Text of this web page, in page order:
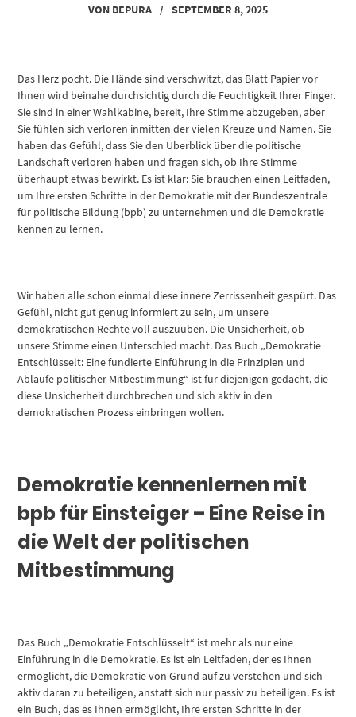
VON BEPURA / SEPTEMBER 8, 2025
Das Herz pocht. Die Hände sind verschwitzt, das Blatt Papier vor
Ihnen wird beinahe durchsichtig durch die Feuchtigkeit Ihrer Finger.
Sie sind in einer Wahlkabine, bereit, Ihre Stimme abzugeben, aber
Sie fühlen sich verloren inmitten der vielen Kreuze und Namen. Sie
haben das Gefühl, dass Sie den Überblick über die politische
Landschaft verloren haben und fragen sich, ob Ihre Stimme
überhaupt etwas bewirkt. Es ist klar: Sie brauchen einen Leitfaden,
um Ihre ersten Schritte in der Demokratie mit der Bundeszentrale
für politische Bildung (bpb) zu unternehmen und die Demokratie
kennen zu lernen.
Wir haben alle schon einmal diese innere Zerrissenheit gespürt. Das
Gefühl, nicht gut genug informiert zu sein, um unsere
demokratischen Rechte voll auszuüben. Die Unsicherheit, ob
unsere Stimme einen Unterschied macht. Das Buch „Demokratie
Entschlüsselt: Eine fundierte Einführung in die Prinzipien und
Abläufe politischer Mitbestimmung“ ist für diejenigen gedacht, die
diese Unsicherheit durchbrechen und sich aktiv in den
demokratischen Prozess einbringen wollen.
Demokratie kennenlernen mit
bpb für Einsteiger – Eine Reise in
die Welt der politischen
Mitbestimmung
Das Buch „Demokratie Entschlüsselt“ ist mehr als nur eine
Einführung in die Demokratie. Es ist ein Leitfaden, der es Ihnen
ermöglicht, die Demokratie von Grund auf zu verstehen und sich
aktiv daran zu beteiligen, anstatt sich nur passiv zu beteiligen. Es ist
ein Buch, das es Ihnen ermöglicht, Ihre ersten Schritte in der